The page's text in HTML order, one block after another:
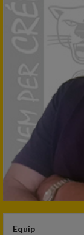
Equip